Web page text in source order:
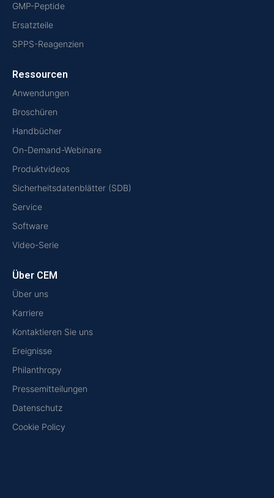
GMP-Peptide
Ersatzteile
SPPS-Reagenzien
Ressourcen
Anwendungen
Broschüren
Handbücher
On-Demand-Webinare
Produktvideos
Sicherheitsdatenblätter (SDB)
Service
Software
Video-Serie
Über CEM
Über uns
Karriere
Kontaktieren Sie uns
Ereignisse
Philanthropy
Pressemitteilungen
Datenschutz
Cookie Policy